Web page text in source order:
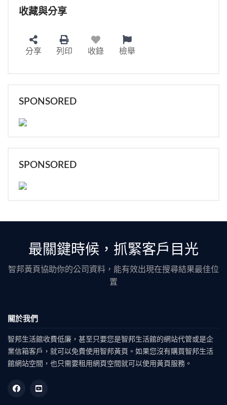
收藏與分享
分享 列印 收錄 檢舉
SPONSORED
SPONSORED
最關鍵時候，抓緊客戶目光
智邦黃頁協助你的公司資料，能有效出現在搜尋結果最佳位
置
關於我們
智邦生活館收費低廉，甚至只要您是智邦生活館的網站代管或是企
業信箱客戶，就可以免費使用智邦黃頁。如果您沒有購買智邦生活
館網站空間，也只需要租用網頁空間就可以使用黃頁服務。